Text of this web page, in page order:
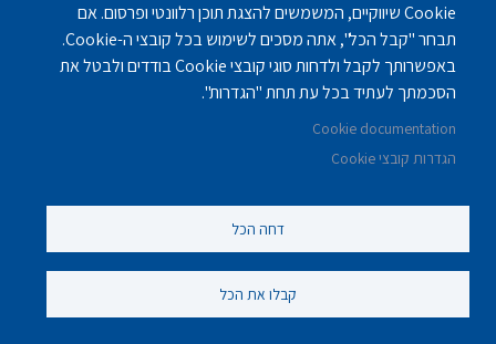
דיור מוגן בירושלים - אחוזת בית הכרם
בתי אבות - סיעודיים
ירושלים
Cookie שיווקיים, המשמשים להצגת תוכן רלוונטי ופרסום. אם
תבחר "קבל הכל", אתה מסכים לשימוש בכל קובצי ה-Cookie.
באפשרותך לקבל ולדחות סוגי קובצי Cookie בודדים ולבטל את
הסכמתך לעתיד בכל עת תחת "הגדרות".
Cookie documentation
הגדרות קובצי Cookie
דחה הכל
קבלו את הכל